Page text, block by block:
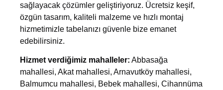
sağlayacak çözümler geliştiriyoruz. Ücretsiz keşif,
özgün tasarım, kaliteli malzeme ve hızlı montaj
hizmetimizle tabelanızı güvenle bize emanet
edebilirsiniz.
Hizmet verdiğimiz mahalleler: Abbasağa
mahallesi, Akat mahallesi, Arnavutköy mahallesi,
Balmumcu mahallesi, Bebek mahallesi, Cihannüma